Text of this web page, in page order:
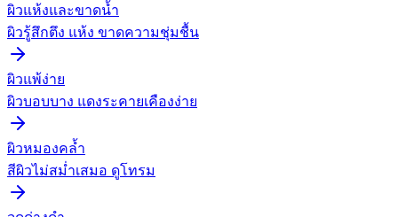
ผิวแห้งและขาดน้ำ
ผิวรู้สึกตึง แห้ง ขาดความชุ่มชื้น
ผิวแพ้ง่าย
ผิวบอบบาง แดงระคายเคืองง่าย
ผิวหมองคล้ำ
สีผิวไม่สม่ำเสมอ ดูโทรม